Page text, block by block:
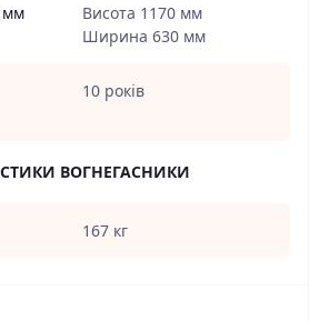
мм
Висота 1170 мм
Ширина 630 мм
10 років
ВОГНЕГАСНИКИ
167 кг